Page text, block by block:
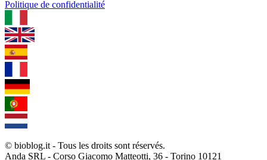
Politique de confidentialité
© bioblog.it - Tous les droits sont réservés.
Anda SRL - Corso Giacomo Matteotti, 36 - Torino 10121